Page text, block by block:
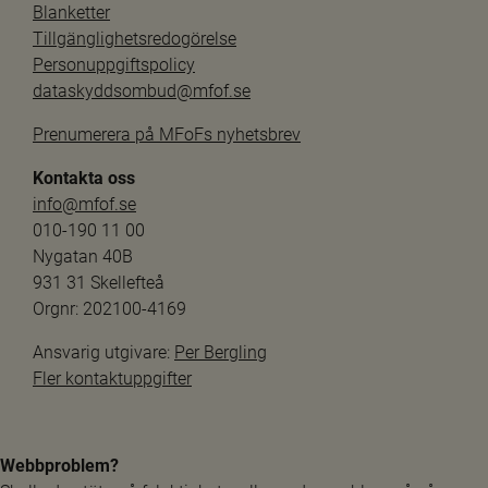
Blanketter
Tillgänglighetsredogörelse
Personuppgiftspolicy
dataskyddsombud@mfof.se
Prenumerera på MFoFs nyhetsbrev
Kontakta oss
info@mfof.se
010-190 11 00
Nygatan 40B
931 31 Skellefteå
Orgnr: 202100-4169
Ansvarig utgivare: Per Bergling
Fler kontaktuppgifter
Webbproblem?